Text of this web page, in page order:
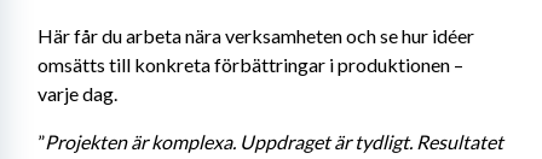
Här får du arbeta nära verksamheten och se hur idéer
omsätts till konkreta förbättringar i produktionen –
varje dag.
”Projekten är komplexa. Uppdraget är tydligt. Resultatet